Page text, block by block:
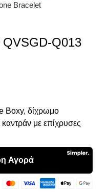
Bracelet
Q013
Boxy, δίχρωμο
με επίχρυσες